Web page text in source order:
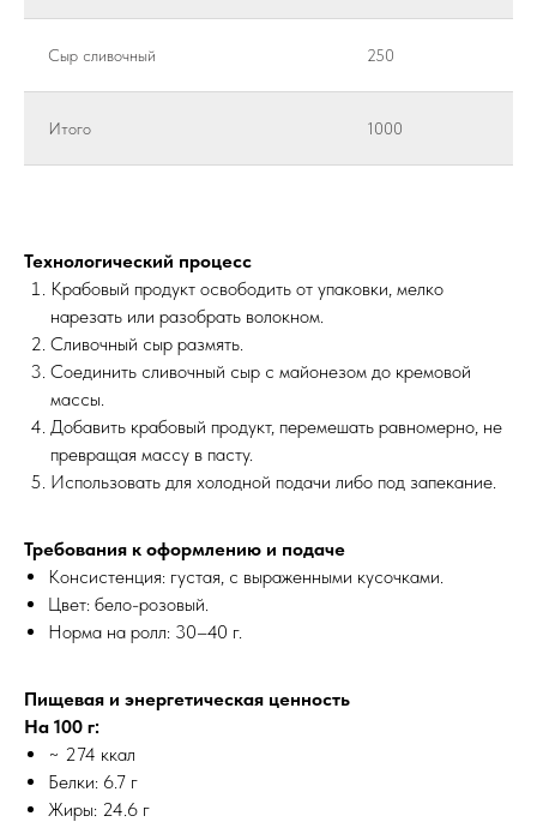
Сыр сливочный 250
Итого 1000
Технологический процесс
Крабовый продукт освободить от упаковки, мелко
нарезать или разобрать волокном.
Сливочный сыр размять.
Соединить сливочный сыр с майонезом до кремовой
массы.
Добавить крабовый продукт, перемешать равномерно, не
превращая массу в пасту.
Использовать для холодной подачи либо под запекание.
Требования к оформлению и подаче
Консистенция: густая, с выраженными кусочками.
Цвет: бело-розовый.
Норма на ролл: 30–40 г.
Пищевая и энергетическая ценность
На 100 г:
~ 274 ккал
Белки: 6.7 г
Жиры: 24.6 г